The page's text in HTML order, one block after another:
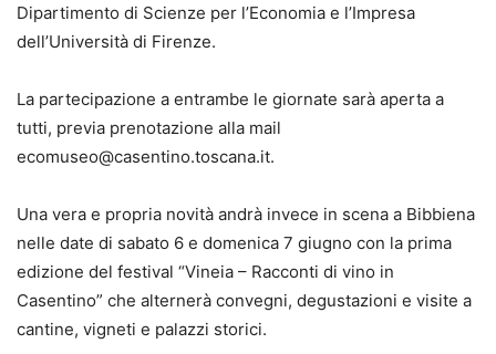
Dipartimento di Scienze per l’Economia e l’Impresa
dell’Università di Firenze.
La partecipazione a entrambe le giornate sarà aperta a
tutti, previa prenotazione alla mail
ecomuseo@casentino.toscana.it.
Una vera e propria novità andrà invece in scena a Bibbiena
nelle date di sabato 6 e domenica 7 giugno con la prima
edizione del festival “Vineia – Racconti di vino in
Casentino” che alternerà convegni, degustazioni e visite a
cantine, vigneti e palazzi storici.